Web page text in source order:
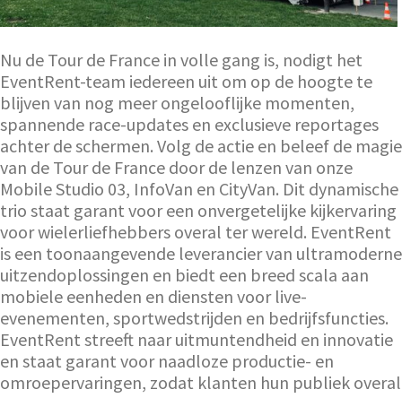
Nu de Tour de France in volle gang is, nodigt het
EventRent-team iedereen uit om op de hoogte te
blijven van nog meer ongelooflijke momenten,
spannende race-updates en exclusieve reportages
achter de schermen. Volg de actie en beleef de magie
van de Tour de France door de lenzen van onze
Mobile Studio 03, InfoVan en CityVan. Dit dynamische
trio staat garant voor een onvergetelijke kijkervaring
voor wielerliefhebbers overal ter wereld. EventRent
is een toonaangevende leverancier van ultramoderne
uitzendoplossingen en biedt een breed scala aan
mobiele eenheden en diensten voor live-
evenementen, sportwedstrijden en bedrijfsfuncties.
EventRent streeft naar uitmuntendheid en innovatie
en staat garant voor naadloze productie- en
omroepervaringen, zodat klanten hun publiek overal